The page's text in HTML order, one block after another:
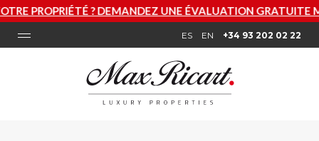
? DEMANDEZ UNE ÉVALUATION GRATUITE MAINTENANT
ES EN +34 93 202 02 22